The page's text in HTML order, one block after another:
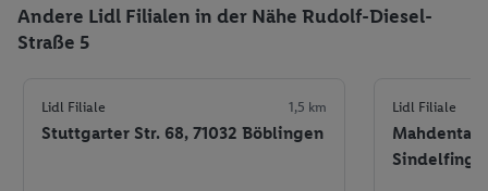
Andere Lidl Filialen in der Nähe Rudolf-Diesel-
Straße 5
Lidl Filiale 1,5 km
Stuttgarter Str. 68, 71032 Böblingen
Lidl Filiale